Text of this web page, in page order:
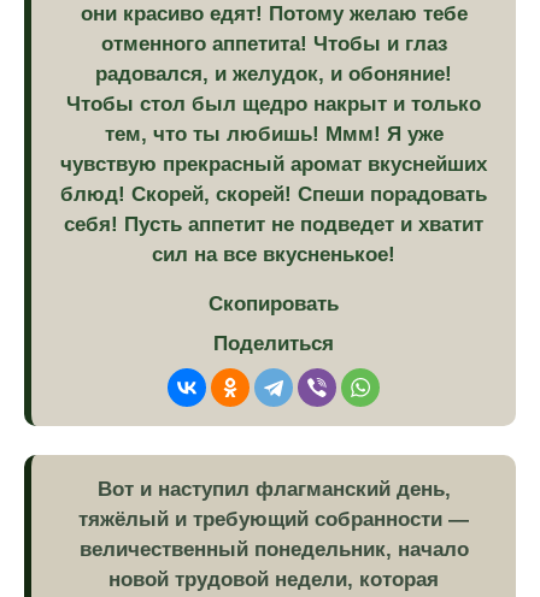
они красиво едят! Потому желаю тебе
отменного аппетита! Чтобы и глаз
радовался, и желудок, и обоняние!
Чтобы стол был щедро накрыт и только
тем, что ты любишь! Ммм! Я уже
чувствую прекрасный аромат вкуснейших
блюд! Скорей, скорей! Спеши порадовать
себя! Пусть аппетит не подведет и хватит
сил на все вкусненькое!
Скопировать
Поделиться
Вот и наступил флагманский день,
тяжёлый и требующий собранности —
величественный понедельник, начало
новой трудовой недели, которая